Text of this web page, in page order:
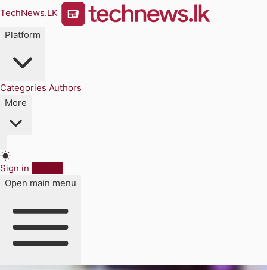
TechNews.LK
Platform
Categories Authors
More
Sign in
Open main menu